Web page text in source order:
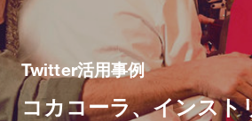
Twitter活用事例
コカコーラ、インスト